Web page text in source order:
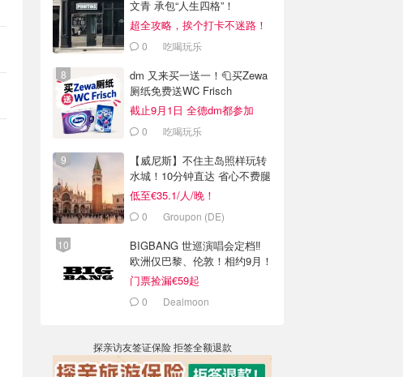
文青 承包“人生四格”！
超全攻略，挨个打卡不迷路！
0 吃喝玩乐
dm 又来买一送一！🧻买Zewa
厕纸免费送WC Frisch
截止9月1日 全德dm都参加
0 吃喝玩乐
【威尼斯】不住主岛照样玩转
水城！10分钟直达 省心不费腿
低至€35.1/人/晚！
0 Groupon (DE)
BIGBANG 世巡演唱会定档‼️
欧洲仅巴黎、伦敦！相约9月！
门票捡漏€59起
0 Dealmoon
探亲访友签证保险 拒签全额退款